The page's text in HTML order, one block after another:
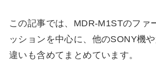
この記事では、MDR-M1STのファ
ッションを中心に、他のSONY機
違いも含めてまとめています。